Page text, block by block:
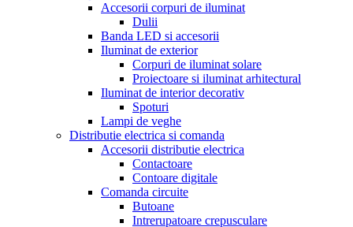
Accesorii corpuri de iluminat
Dulii
Banda LED si accesorii
Iluminat de exterior
Corpuri de iluminat solare
Proiectoare si iluminat arhitectural
Iluminat de interior decorativ
Spoturi
Lampi de veghe
Distributie electrica si comanda
Accesorii distributie electrica
Contactoare
Contoare digitale
Comanda circuite
Butoane
Intrerupatoare crepusculare